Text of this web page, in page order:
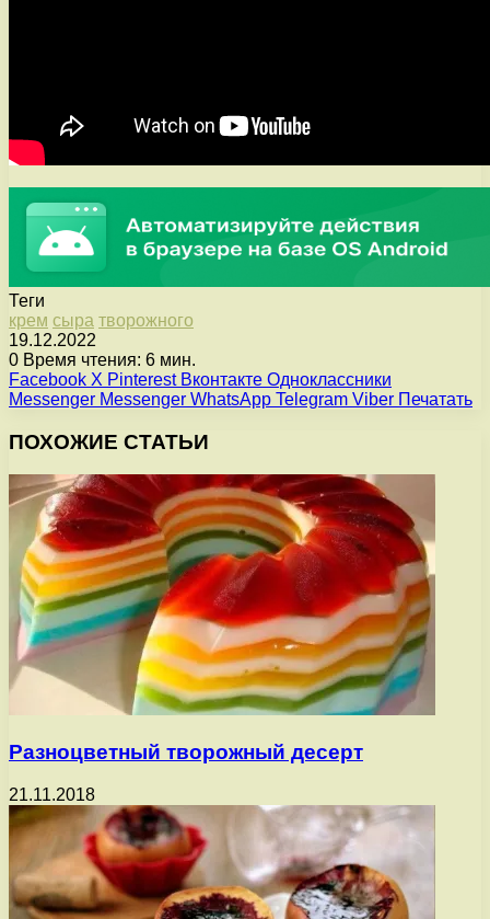
Теги
крем сыра творожного
19.12.2022
0 Время чтения: 6 мин.
Facebook X Pinterest Вконтакте Одноклассники
Messenger Messenger WhatsApp Telegram Viber Печатать
ПОХОЖИЕ СТАТЬИ
Разноцветный творожный десерт
21.11.2018